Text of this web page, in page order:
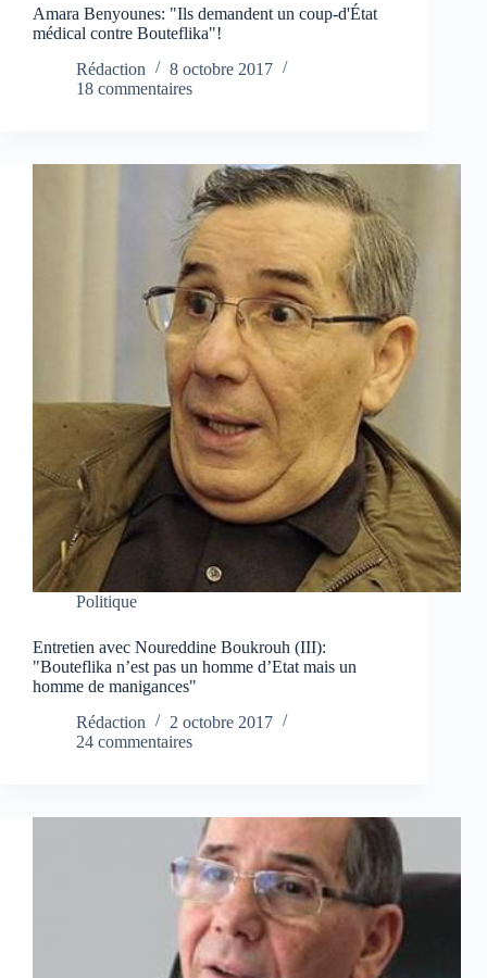
Amara Benyounes: "Ils demandent un coup-d'État
médical contre Bouteflika"!
Rédaction
8 octobre 2017
18 commentaires
Politique
Entretien avec Noureddine Boukrouh (III):
"Bouteflika n’est pas un homme d’Etat mais un
homme de manigances"
Rédaction
2 octobre 2017
24 commentaires